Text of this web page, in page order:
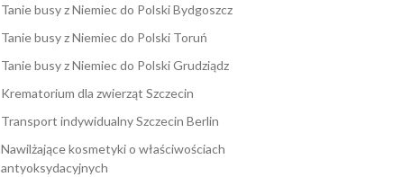
Tanie busy z Niemiec do Polski Bydgoszcz
Tanie busy z Niemiec do Polski Toruń
Tanie busy z Niemiec do Polski Grudziądz
Krematorium dla zwierząt Szczecin
Transport indywidualny Szczecin Berlin
Nawilżające kosmetyki o właściwościach
antyoksydacyjnych